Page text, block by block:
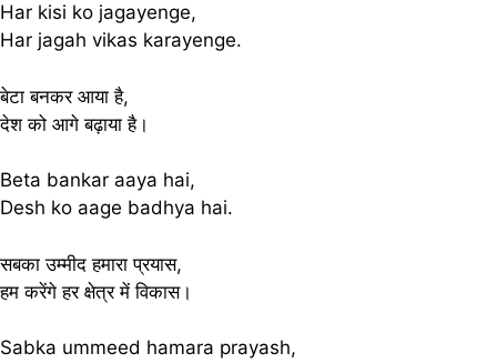
Har kisi ko jagayenge,
Har jagah vikas karayenge.
बेटा बनकर आया है,
देश को आगे बढ़ाया है।
Beta bankar aaya hai,
Desh ko aage badhya hai.
सबका उम्मीद हमारा प्रयास,
हम करेंगे हर क्षेत्र में विकास।
Sabka ummeed hamara prayash,